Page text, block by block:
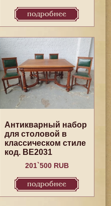
подробнее
Антикварный набор
для столовой в
классическом стиле
код. BE2031
201`500 RUB
подробнее